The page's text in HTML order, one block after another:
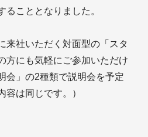
ることとなりました。
来社いただく対面型の「スタ
方にも気軽にご参加いただけ
会」の2種類で説明会を予定
容は同じです。）